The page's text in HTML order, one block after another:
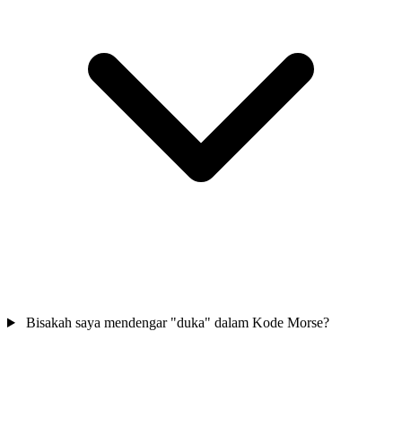
Bisakah saya mendengar "duka" dalam Kode Morse?